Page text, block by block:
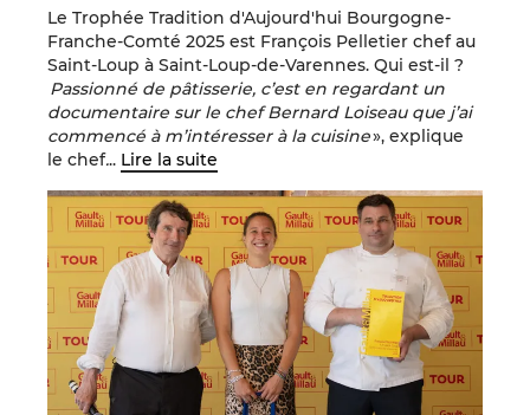
Le Trophée Tradition d'Aujourd'hui Bourgogne-
Franche-Comté 2025 est François Pelletier chef au
Saint-Loup à Saint-Loup-de-Varennes. Qui est-il ?
Passionné de pâtisserie, c’est en regardant un
documentaire sur le chef Bernard Loiseau que j’ai
commencé à m’intéresser à la cuisine», explique
le chef... Lire la suite